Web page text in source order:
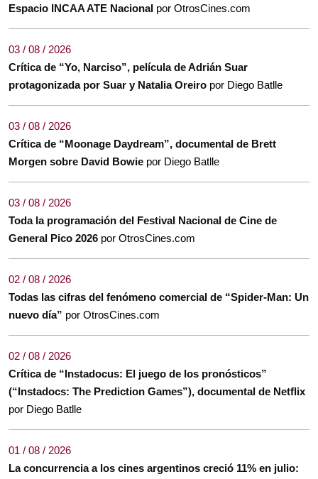
Espacio INCAA ATE Nacional por OtrosCines.com
03 / 08 / 2026
Crítica de “Yo, Narciso”, película de Adrián Suar
protagonizada por Suar y Natalia Oreiro por Diego Batlle
03 / 08 / 2026
Crítica de “Moonage Daydream”, documental de Brett
Morgen sobre David Bowie por Diego Batlle
03 / 08 / 2026
Toda la programación del Festival Nacional de Cine de
General Pico 2026 por OtrosCines.com
02 / 08 / 2026
Todas las cifras del fenómeno comercial de “Spider-Man: Un
nuevo día” por OtrosCines.com
02 / 08 / 2026
Crítica de “Instadocus: El juego de los pronósticos”
(“Instadocs: The Prediction Games”), documental de Netflix
por Diego Batlle
01 / 08 / 2026
La concurrencia a los cines argentinos creció 11% en julio: